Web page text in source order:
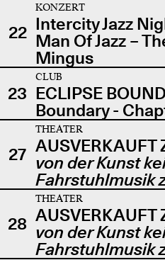
22
KONZERT
Intercity Jazz
Man Of Jazz –
Mingus
23
CLUB
ECLIPSE
Boundary -
27
THEATER
AUSVERKAUFT
von der Kunst
Fahrstuhlmusik
28
THEATER
AUSVERKAUFT
von der Kunst
Fahrstuhlmusik